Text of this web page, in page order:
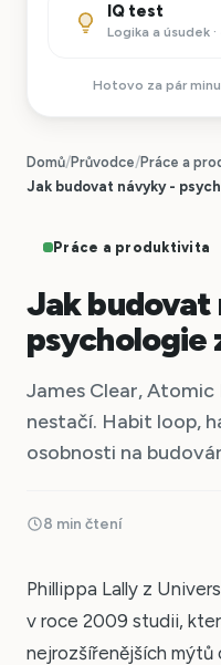
IQ test
Logika a úsudek
Hotovo za pár
Domů/Průvodce/Práce a
Jak budovat návyky -
Práce a produktivita
Jak budovat
psychologie
James Clear, Atomic
nestačí. Habit loop,
osobnosti na
8 min čtení
Phillippa Lally z
v roce 2009 studii,
nejrozšířenějších mýtů